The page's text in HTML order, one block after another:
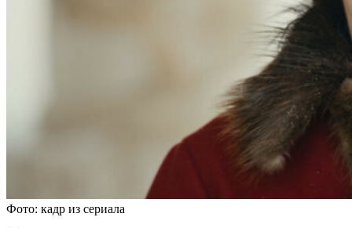
Фото: кадр из сериала